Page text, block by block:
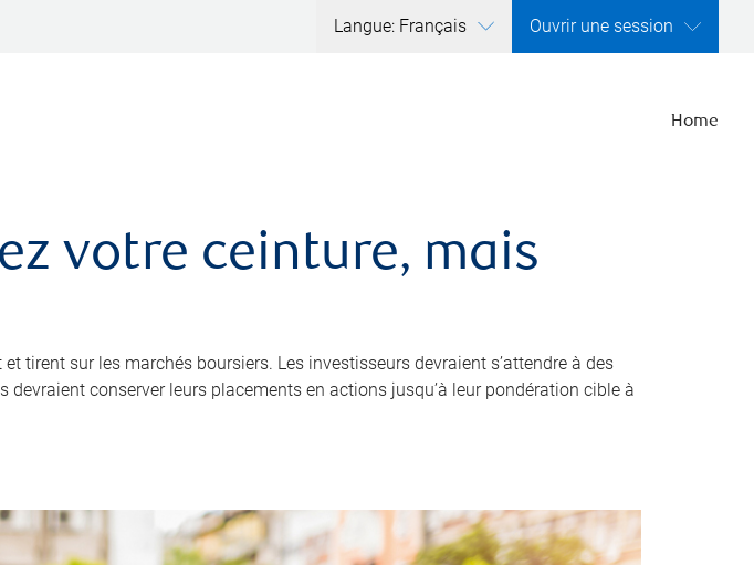
Langue: Français Ouvrir une session
Home
votre ceinture, mais
tirent sur les marchés boursiers. Les investisseurs devraient s’attendre à des
conserver leurs placements en actions jusqu’à leur pondération cible à